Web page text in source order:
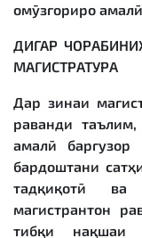
омӯзгориро
ДИГАР ЧОРАБИНИ
МАГИСТРАТУРА
Дар зинаи
раванди
амалӣ
бардоштани
тадқиқотӣ ва
магистрантон
тибқи нақшаи